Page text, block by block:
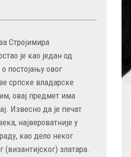
Стројимира
је као један од
постојању овог
српске владарске
овај предмет има
Извесно да је печат
највероватније у
као дело неког
(византијског) златара.